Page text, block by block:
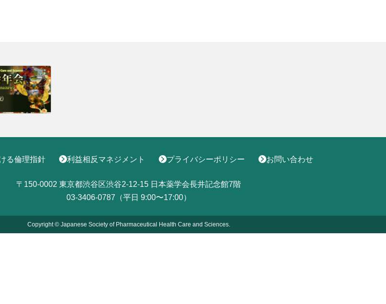
る倫理指針 利益相反マネジメント プライバシーポリシー お問い合わせ
〒150-0002 東京都渋谷区渋谷2-12-15 日本薬学会長井記念館7階
03-3406-0787（平日 9:00〜17:00）
Copyright © Japanese Society of Pharmaceutical Health Care and Sciences.